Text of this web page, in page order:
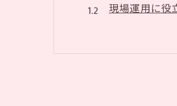
現場運用に
放課後等デ